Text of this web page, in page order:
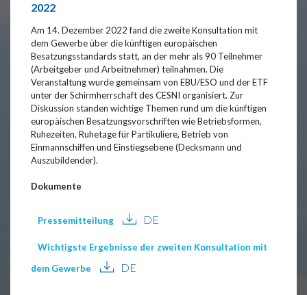
2022
Am 14. Dezember 2022 fand die zweite Konsultation mit
dem Gewerbe über die künftigen europäischen
Besatzungsstandards statt, an der mehr als 90 Teilnehmer
(Arbeitgeber und Arbeitnehmer) teilnahmen. Die
Veranstaltung wurde gemeinsam von EBU/ESO und der ETF
unter der Schirmherrschaft des CESNI organisiert. Zur
Diskussion standen wichtige Themen rund um die künftigen
europäischen Besatzungsvorschriften wie Betriebsformen,
Ruhezeiten, Ruhetage für Partikuliere, Betrieb von
Einmannschiffen und Einstiegsebene (Decksmann und
Auszubildender).
Dokumente
Pressemitteilung DE
Wichtigste Ergebnisse der zweiten Konsultation mit
dem Gewerbe
DE